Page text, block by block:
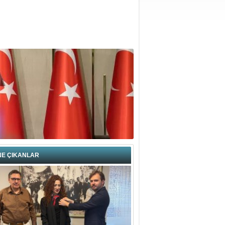
ÇIKANLAR